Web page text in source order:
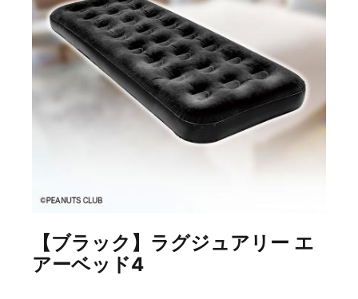
【ブラック】ラグジュアリー エ
アーベッド4